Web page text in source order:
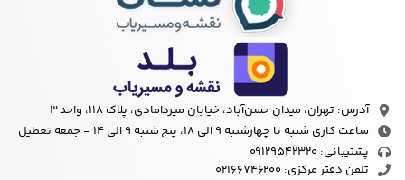
آدرس: تهران، میدان حسن‌آباد، خیابان میردامادی، پلاک ۱۱۸، واحد 3
ساعت کاری شنبه تا چهارشنبه 9 الی 18، پنج شنبه 9 الی 14 - جمعه تعطیل
پشتیبانی: ۰۹۱۲۹۵۴۲۳۲۰
تلفن دفتر مرکزی: 02166746200